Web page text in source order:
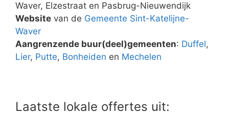
Waver, Elzestraat en Pasbrug-Nieuwendijk
Website van de Gemeente Sint-Katelijne-
Waver
Aangrenzende buur(deel)gemeenten: Duffel,
Lier, Putte, Bonheiden en Mechelen
Laatste lokale offertes uit: